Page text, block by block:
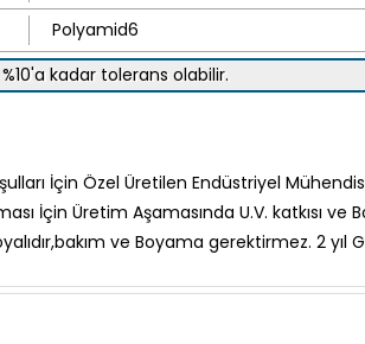
Polyamid6
kadar tolerans olabilir.
İçin Özel Üretilen Endüstriyel
İçin Üretim Aşamasında U.V. katkısı ve
ve Boyama gerektirmez. 2 yıl